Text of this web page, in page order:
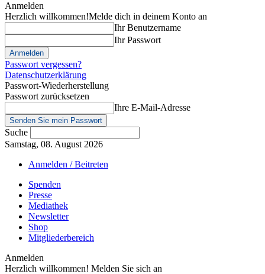
Anmelden
Herzlich willkommen!Melde dich in deinem Konto an
Ihr Benutzername
Ihr Passwort
Passwort vergessen?
Datenschutzerklärung
Passwort-Wiederherstellung
Passwort zurücksetzen
Ihre E-Mail-Adresse
Suche
Samstag, 08. August 2026
Anmelden / Beitreten
Spenden
Presse
Mediathek
Newsletter
Shop
Mitgliederbereich
Anmelden
Herzlich willkommen! Melden Sie sich an